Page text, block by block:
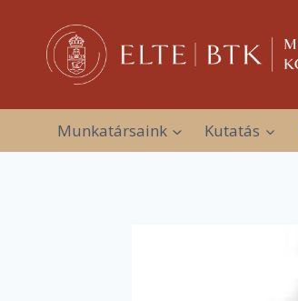
content
Munkatársaink Kutatás